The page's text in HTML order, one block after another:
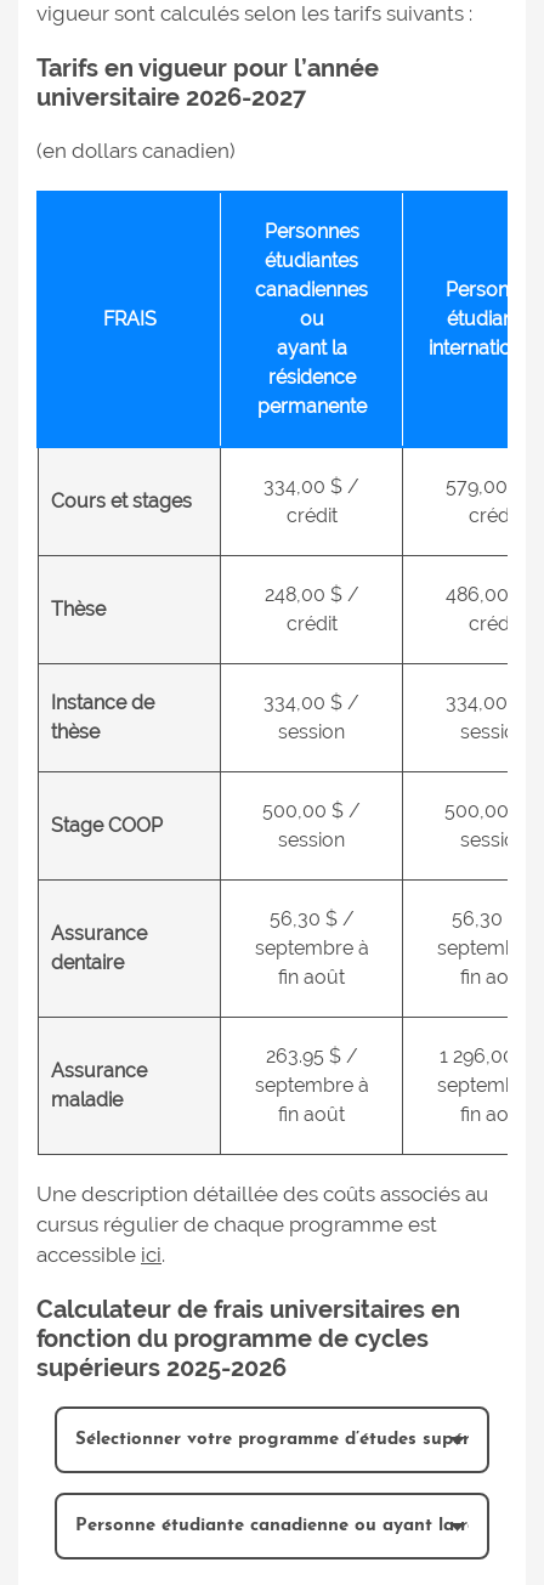
vigueur sont calculés selon les tarifs suivants :
Tarifs en vigueur pour l’année
universitaire 2026-2027
(en dollars canadien)
FRAIS
Personnes
étudiantes
canadiennes
ou
ayant la
résidence
permanente
Personnes
étudiantes
Cours et stages
334,00 $ /
crédit
579,00 $ /
crédit
Thèse
248,00 $ /
crédit
486,00 $ /
crédit
Instance de
thèse
334,00 $ /
session
334,00 $ /
session
Stage COOP
500,00 $ /
session
500,00 $ /
session
Assurance
dentaire
56,30 $ /
septembre à
fin août
56,30 $ /
septembre
fin août
Assurance
maladie
263.95 $ /
septembre à
fin août
1 296,00 $
septembre
fin août
Une description détaillée des coûts associés au
cursus régulier de chaque programme est
accessible ici.
Calculateur de frais universitaires en
fonction du programme de cycles
supérieurs 2025-2026